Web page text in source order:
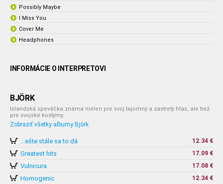
Possibly Maybe
I Miss You
Cover Me
Headphones
INFORMÁCIE O INTERPRETOVI
BJÖRK
Islandská speváčka známa nielen pre svoj tajomný a zastretý hlas, ale tiež
pre svojské kostýmy.
Zobraziť všetky albumy Björk
...ešte stále sa to dá 12.34 €
Greatest hits 17.09 €
Vulnicura 17.08 €
Homogenic 12.34 €